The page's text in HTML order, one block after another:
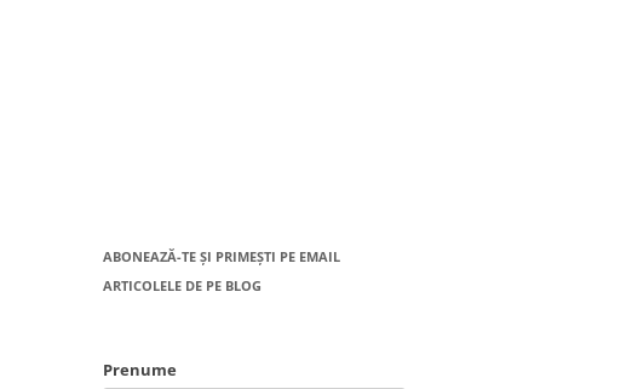
ABONEAZĂ-TE ȘI PRIMEȘTI PE EMAIL
ARTICOLELE DE PE BLOG
Prenume